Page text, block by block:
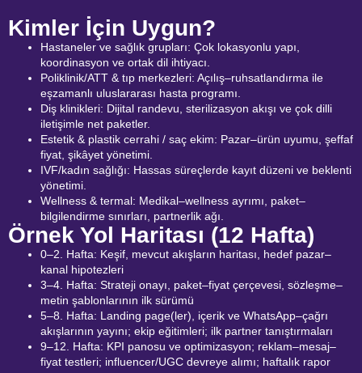
Kimler İçin Uygun?
Hastaneler ve sağlık grupları: Çok lokasyonlu yapı,
koordinasyon ve ortak dil ihtiyacı.
Poliklinik/ATT & tıp merkezleri: Açılış–ruhsatlandırma ile
eşzamanlı uluslararası hasta programı.
Diş klinikleri: Dijital randevu, sterilizasyon akışı ve çok dilli
iletişimle net paketler.
Estetik & plastik cerrahi / saç ekim: Pazar–ürün uyumu, şeffaf
fiyat, şikâyet yönetimi.
IVF/kadın sağlığı: Hassas süreçlerde kayıt düzeni ve beklenti
yönetimi.
Wellness & termal: Medikal–wellness ayrımı, paket–
bilgilendirme sınırları, partnerlik ağı.
Örnek Yol Haritası (12 Hafta)
0–2. Hafta: Keşif, mevcut akışların haritası, hedef pazar–
kanal hipotezleri
3–4. Hafta: Strateji onayı, paket–fiyat çerçevesi, sözleşme–
metin şablonlarının ilk sürümü
5–8. Hafta: Landing page(ler), içerik ve WhatsApp–çağrı
akışlarının yayını; ekip eğitimleri; ilk partner tanıştırmaları
9–12. Hafta: KPI panosu ve optimizasyon; reklam–mesaj–
fiyat testleri; influencer/UGC devreye alımı; haftalık rapor